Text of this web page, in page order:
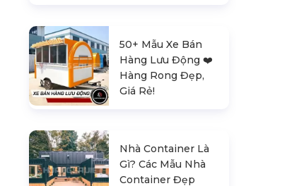
50+ Mẫu Xe Bán
Hàng Lưu Động ❤️️
Hàng Rong Đẹp,
Giá Rẻ!
Nhà Container Là
Gì? Các Mẫu Nhà
Container Đẹp